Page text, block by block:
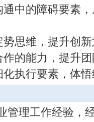
通中的障碍要素
势思维，提升创
作的能力，提升
化执行要素，体
管理工作经验，